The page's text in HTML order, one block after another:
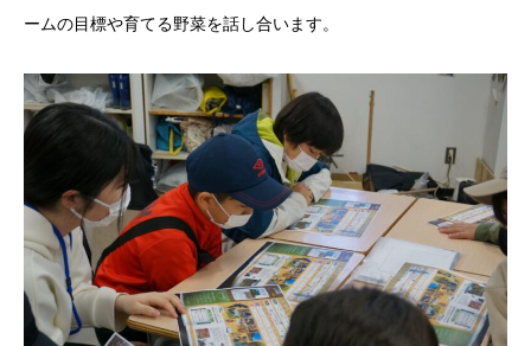
ームの目標や育てる野菜を話し合います。